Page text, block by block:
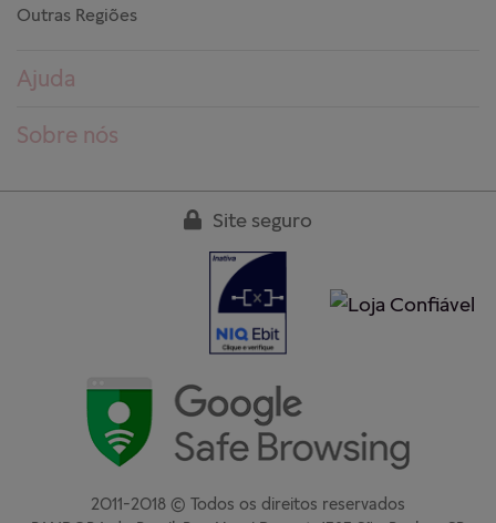
Ajuda
Entregas
Sobre nós
Outras Regiões
Site seguro
2011-2018 © Todos os direitos reservados